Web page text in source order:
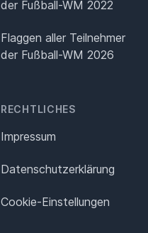
der Fußball-WM 2022
Flaggen aller Teilnehmer
der Fußball-WM 2026
RECHTLICHES
Impressum
Datenschutz­erklärung
Cookie-Einstellungen